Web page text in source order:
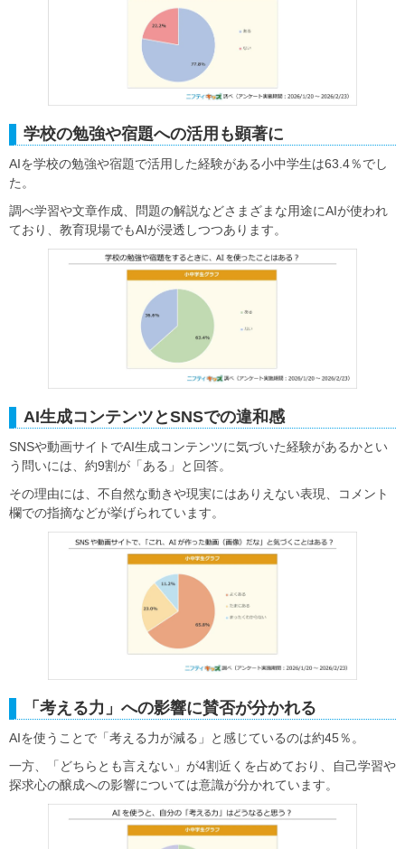
学校の勉強や宿題への活用も顕著に
AIを学校の勉強や宿題で活用した経験がある小中学生は63.4％でし
た。
調べ学習や文章作成、問題の解説などさまざまな用途にAIが使われ
ており、教育現場でもAIが浸透しつつあります。
AI生成コンテンツとSNSでの違和感
SNSや動画サイトでAI生成コンテンツに気づいた経験があるかとい
う問いには、約9割が「ある」と回答。
その理由には、不自然な動きや現実にはありえない表現、コメント
欄での指摘などが挙げられています。
「考える力」への影響に賛否が分かれる
AIを使うことで「考える力が減る」と感じているのは約45％。
一方、「どちらとも言えない」が4割近くを占めており、自己学習や
探求心の醸成への影響については意識が分かれています。